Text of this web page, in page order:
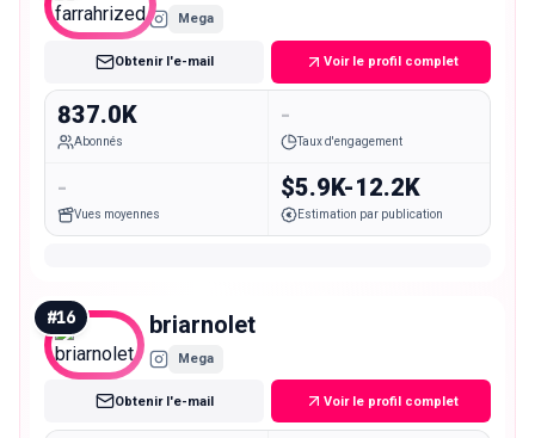
Mega
Obtenir l'e-mail Voir le profil complet
837.0K
Abonnés
-
Taux d'engagement
-
Vues moyennes
$5.9K-12.2K
Estimation par publication
#16 briarnolet
Mega
Obtenir l'e-mail Voir le profil complet